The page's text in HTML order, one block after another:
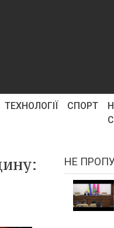
ТЕХНОЛОГІЇ СПОРТ
НЕ